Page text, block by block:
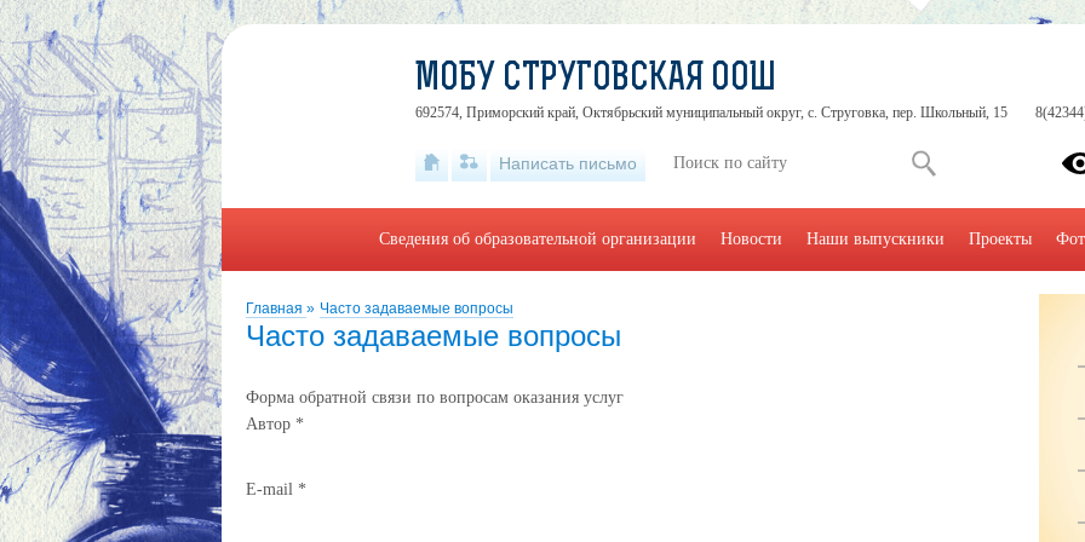
Главная » Часто задаваемые вопросы
Часто задаваемые вопросы
Форма обратной связи по вопросам оказания услуг
Автор *
E-mail *
МОБУ СТРУГОВСКАЯ ООШ
692574, Приморский край, Октябрьский муниципальный округ, с. Струговка, пер. Школьный, 15
Написать письмо
Сведения об образовательной организации Новости Наши выпускники Проекты